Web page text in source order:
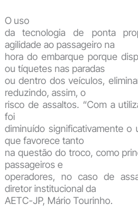
O uso
da tecnologia de ponta
agilidade ao passageiro na
hora do embarque porque
ou tíquetes nas paradas
ou dentro dos veículos,
reduzindo, assim, o
risco de assaltos. “Com a
foi
diminuído significativamente
que favorece tanto
na questão do troco, como
passageiros e
operadores, no caso de
diretor institucional da
AETC-JP, Mário Tourinho.